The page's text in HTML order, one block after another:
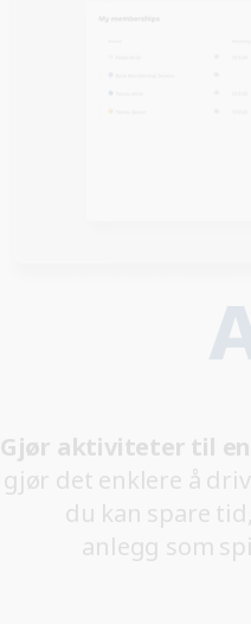
Gjør aktiviteter til
gjør det enklere å
du kan spare
anlegg som